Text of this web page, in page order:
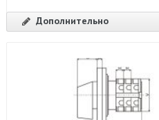
Дополнительно